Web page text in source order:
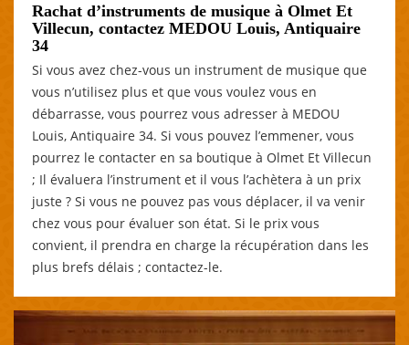
Rachat d’instruments de musique à Olmet Et
Villecun, contactez MEDOU Louis, Antiquaire
34
Si vous avez chez-vous un instrument de musique que
vous n’utilisez plus et que vous voulez vous en
débarrasse, vous pourrez vous adresser à MEDOU
Louis, Antiquaire 34. Si vous pouvez l’emmener, vous
pourrez le contacter en sa boutique à Olmet Et Villecun
; Il évaluera l’instrument et il vous l’achètera à un prix
juste ? Si vous ne pouvez pas vous déplacer, il va venir
chez vous pour évaluer son état. Si le prix vous
convient, il prendra en charge la récupération dans les
plus brefs délais ; contactez-le.